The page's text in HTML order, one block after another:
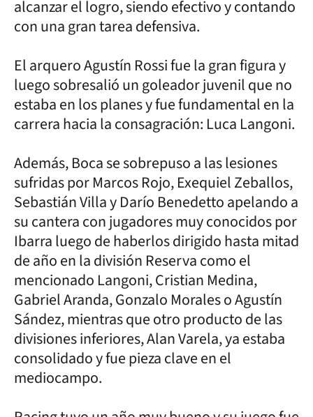
alcanzar el logro, siendo efectivo y contando
con una gran tarea defensiva.
El arquero Agustín Rossi fue la gran figura y
luego sobresalió un goleador juvenil que no
estaba en los planes y fue fundamental en la
carrera hacia la consagración: Luca Langoni.
Además, Boca se sobrepuso a las lesiones
sufridas por Marcos Rojo, Exequiel Zeballos,
Sebastián Villa y Darío Benedetto apelando a
su cantera con jugadores muy conocidos por
Ibarra luego de haberlos dirigido hasta mitad
de año en la división Reserva como el
mencionado Langoni, Cristian Medina,
Gabriel Aranda, Gonzalo Morales o Agustín
Sández, mientras que otro producto de las
divisiones inferiores, Alan Varela, ya estaba
consolidado y fue pieza clave en el
mediocampo.